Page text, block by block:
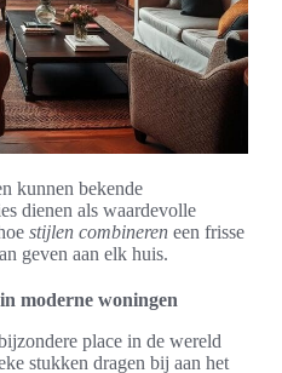
kunnen bekende
dienen als waardevolle
stijlen combineren een frisse
geven aan elk huis.
moderne woningen
place in de wereld
stukken dragen bij aan het